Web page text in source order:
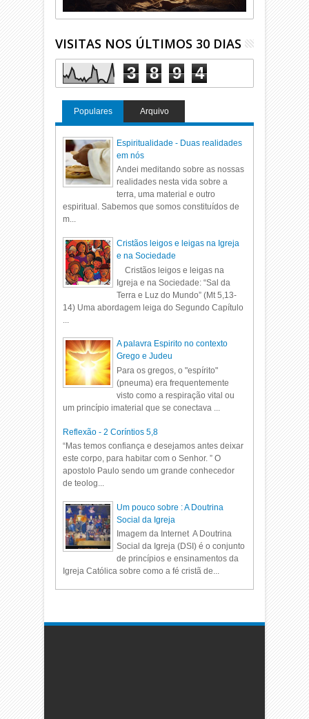
VISITAS NOS ÚLTIMOS 30 DIAS
3 8 9 4
Populares Arquivo
Espiritualidade - Duas realidades
em nós
Andei meditando sobre as nossas
realidades nesta vida sobre a
terra, uma material e outro
espiritual. Sabemos que somos constituídos de
m...
Cristãos leigos e leigas na Igreja
e na Sociedade
Cristãos leigos e leigas na
Igreja e na Sociedade: “Sal da
Terra e Luz do Mundo” (Mt 5,13-
14) Uma abordagem leiga do Segundo Capítulo
A palavra Espirito no contexto
Grego e Judeu
Para os gregos, o "espírito"
(pneuma) era frequentemente
visto como a respiração vital ou
um princípio imaterial que se conectava ...
Reflexão - 2 Coríntios 5,8
“Mas temos confiança e desejamos antes deixar
este corpo, para habitar com o Senhor. ” O
apostolo Paulo sendo um grande conhecedor
de teolog...
Um pouco sobre : A Doutrina
Social da Igreja
Imagem da Internet A Doutrina
Social da Igreja (DSI) é o conjunto
de princípios e ensinamentos da
Igreja Católica sobre como a fé cristã de...